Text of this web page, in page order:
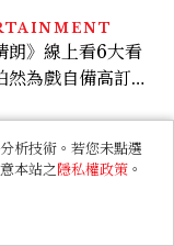
朗》線上看6大看
然為戲自備高訂，
年惠利愛用清單
析技術。若您未點選
本站之隱私權政策 。